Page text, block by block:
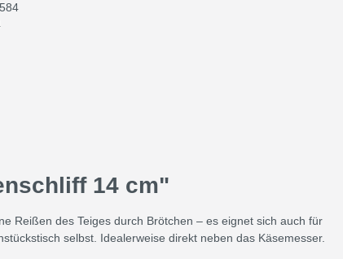
14 cm"
Reißen des Teiges durch Brötchen – es eignet sich auch für
selbst. Idealerweise direkt neben das Käsemesser.